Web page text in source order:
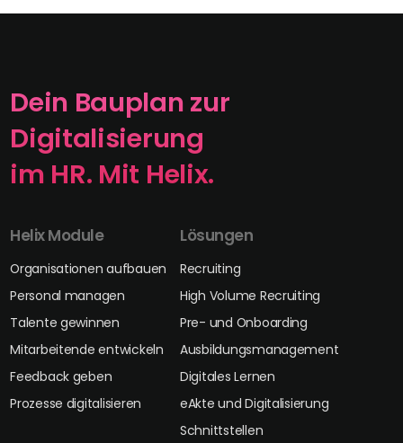
Dein Bauplan zur
Digitalisierung
im HR. Mit Helix.
Helix Module
Organisationen aufbauen
Personal managen
Talente gewinnen
Mitarbeitende entwickeln
Feedback geben
Prozesse digitalisieren
Lösungen
Recruiting
High Volume Recruiting
Pre- und Onboarding
Ausbildungsmanagement
Digitales Lernen
eAkte und Digitalisierung
Schnittstellen